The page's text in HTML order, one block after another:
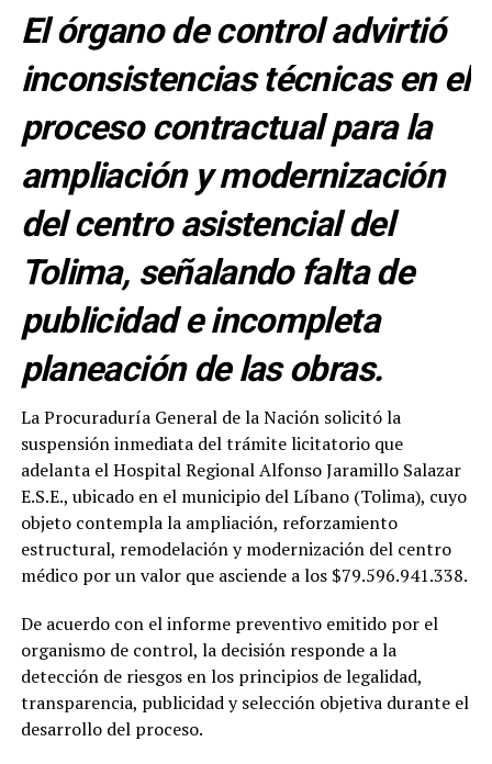
El órgano de control advirtió
inconsistencias técnicas en el
proceso contractual para la
ampliación y modernización
del centro asistencial del
Tolima, señalando falta de
publicidad e incompleta
planeación de las obras.
La Procuraduría General de la Nación solicitó la
suspensión inmediata del trámite licitatorio que
adelanta el Hospital Regional Alfonso Jaramillo Salazar
E.S.E., ubicado en el municipio del Líbano (Tolima), cuyo
objeto contempla la ampliación, reforzamiento
estructural, remodelación y modernización del centro
médico por un valor que asciende a los $79.596.941.338.
De acuerdo con el informe preventivo emitido por el
organismo de control, la decisión responde a la
detección de riesgos en los principios de legalidad,
transparencia, publicidad y selección objetiva durante el
desarrollo del proceso.